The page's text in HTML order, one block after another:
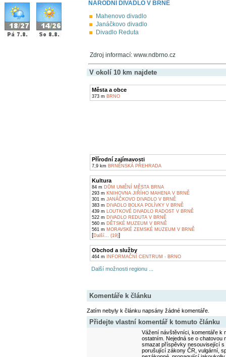
NÁRODNÍ DIVADLO V BRNĚ
Mahenovo divadlo
Janáčkovo divadlo
Divadlo Reduta
Zdroj informací: www.ndbrno.cz
V okolí 10 km najdete
Města a obce
373 m BRNO
Přírodní zajímavosti
7,9 km BRNĚNSKÁ PŘEHRADA
Kultura
84 m DŮM UMĚNÍ MĚSTA BRNA
293 m KNIHOVNA JIŘÍHO MAHENA V BRNĚ
301 m JANÁČKOVO DIVADLO V BRNĚ
383 m DIVADLO BOLKA POLÍVKY V BRNĚ
439 m LOUTKOVÉ DIVADLO RADOST V BRNĚ
522 m DIVADLO REDUTA V BRNĚ
560 m DĚTSKÉ MUZEUM V BRNĚ
561 m MORAVSKÉ ZEMSKÉ MUZEUM V BRNĚ
[Další... (19)]
Obchod a služby
464 m INFORMAČNÍ CENTRUM - BRNO
Další možnosti regionu ...
Komentáře k článku
Zatím nebyly k článku napsány žádné komentáře.
Přidejte vlastní komentář k tomuto článku
Vážení návštěvníci, komentáře k
ostatním. Nejedná se o
smazat příspěvky nesouvisející
porušující zákony ČR, vulgární,